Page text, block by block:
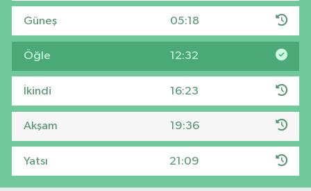
Güneş 05:18
Öğle 12:32
İkindi 16:23
Akşam 19:36
Yatsı 21:09